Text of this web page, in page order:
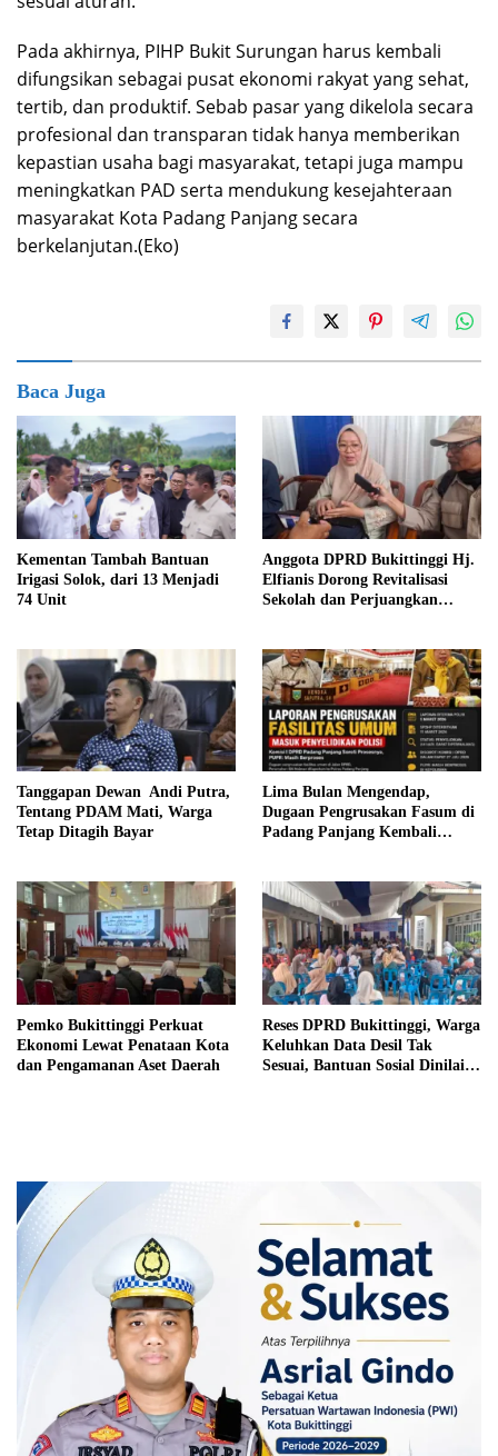
Pada akhirnya, PIHP Bukit Surungan harus kembali
difungsikan sebagai pusat ekonomi rakyat yang sehat,
tertib, dan produktif. Sebab pasar yang dikelola secara
profesional dan transparan tidak hanya memberikan
kepastian usaha bagi masyarakat, tetapi juga mampu
meningkatkan PAD serta mendukung kesejahteraan
masyarakat Kota Padang Panjang secara
berkelanjutan.(Eko)
Baca Juga
Kementan Tambah Bantuan
Irigasi Solok, dari 13 Menjadi
74 Unit
Anggota DPRD Bukittinggi Hj.
Elfianis Dorong Revitalisasi
Sekolah dan Perjuangkan
Tanggapan Dewan Andi Putra,
Tentang PDAM Mati, Warga
Tetap Ditagih Bayar
Lima Bulan Mengendap,
Dugaan Pengrusakan Fasum di
Padang Panjang Kembali
Pemko Bukittinggi Perkuat
Ekonomi Lewat Penataan Kota
dan Pengamanan Aset Daerah
Reses DPRD Bukittinggi, Warga
Keluhkan Data Desil Tak
Sesuai, Bantuan Sosial Dinilai